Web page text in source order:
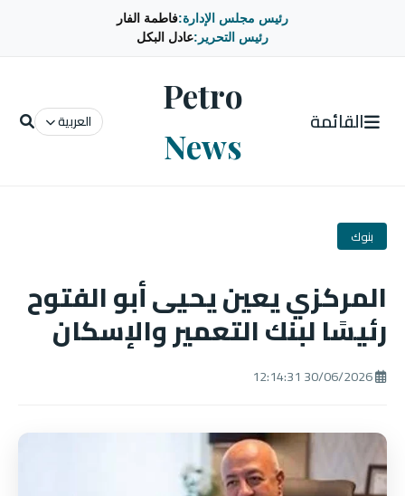
رئيس مجلس الإدارة:فاطمة الفار
رئيس التحرير:عادل البكل
القائمة
Petro
News
العربية
بنوك
المركزي يعين يحيى أبو الفتوح
رئيسًا لبنك التعمير والإسكان